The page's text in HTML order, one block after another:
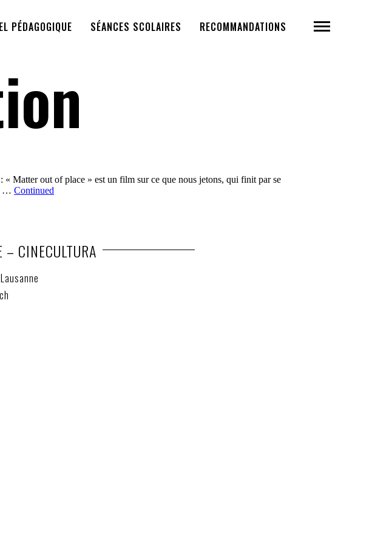
PÉDAGOGIQUE SÉANCES SCOLAIRES RECOMMANDATIONS
« Matter out of place » est un film sur ce que nous jetons, qui finit par se
… Continued
– CINECULTURA